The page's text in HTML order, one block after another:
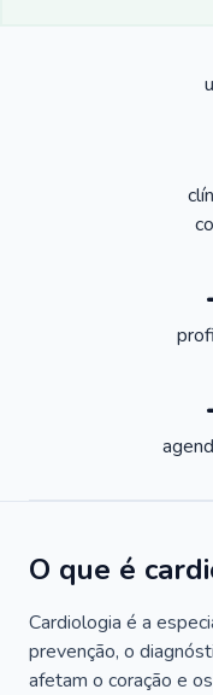
O que é
Cardiologia é a
prevenção, o
afetam o coração e